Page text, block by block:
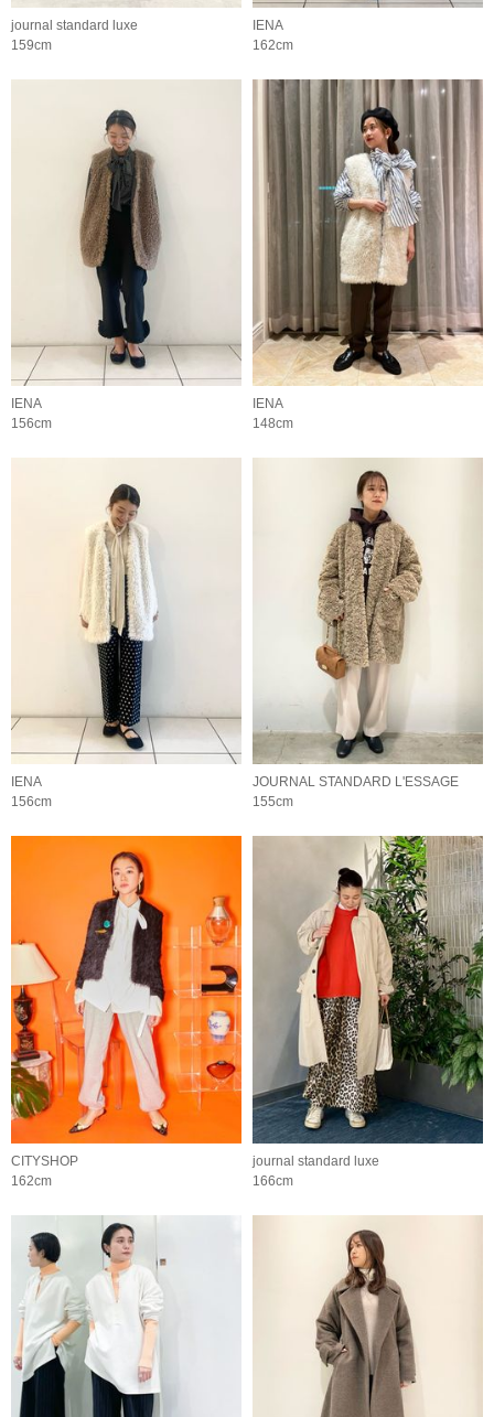
journal standard luxe
159cm
IENA
162cm
IENA
156cm
IENA
148cm
IENA
156cm
JOURNAL STANDARD L'ESSAGE
155cm
CITYSHOP
162cm
journal standard luxe
166cm